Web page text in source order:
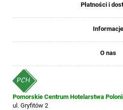
Płatności i
Informacje
O nas
Pomorskie Centrum Hotelarstwa
ul. Gryfitów 2